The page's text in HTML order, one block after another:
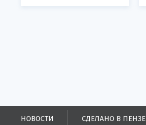
НОВОСТИ СДЕЛАНО В ПЕНЗЕ